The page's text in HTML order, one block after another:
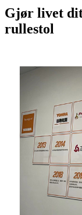
Gjør livet
rullestol